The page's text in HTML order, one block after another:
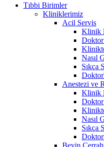
Tıbbi Birimler
Kliniklerimiz
Acil Servis
Klinik
Doktor
Nasıl
Sıkça
Anestezi ve
Klinik
Doktor
Nasıl
Sıkça
Beyin